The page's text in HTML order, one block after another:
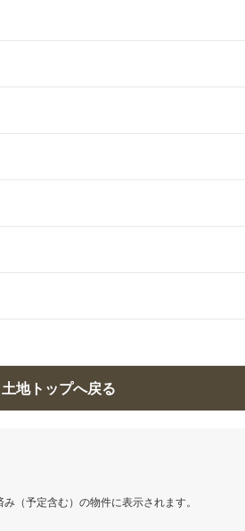
土地トップへ戻る
（予定含む）の物件に表示されます。